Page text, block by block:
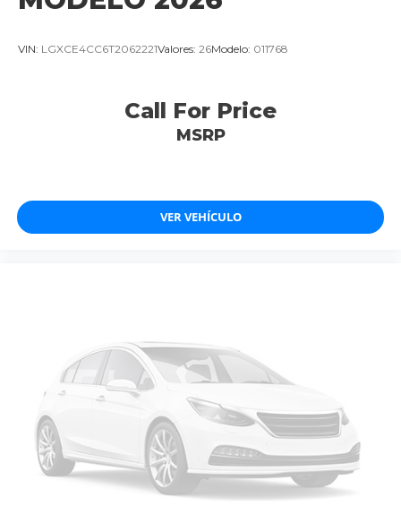
VIN: LGXCE4CC6T2062221Valores: 26Modelo: 011768
Call For Price
MSRP
VER VEHÍCULO